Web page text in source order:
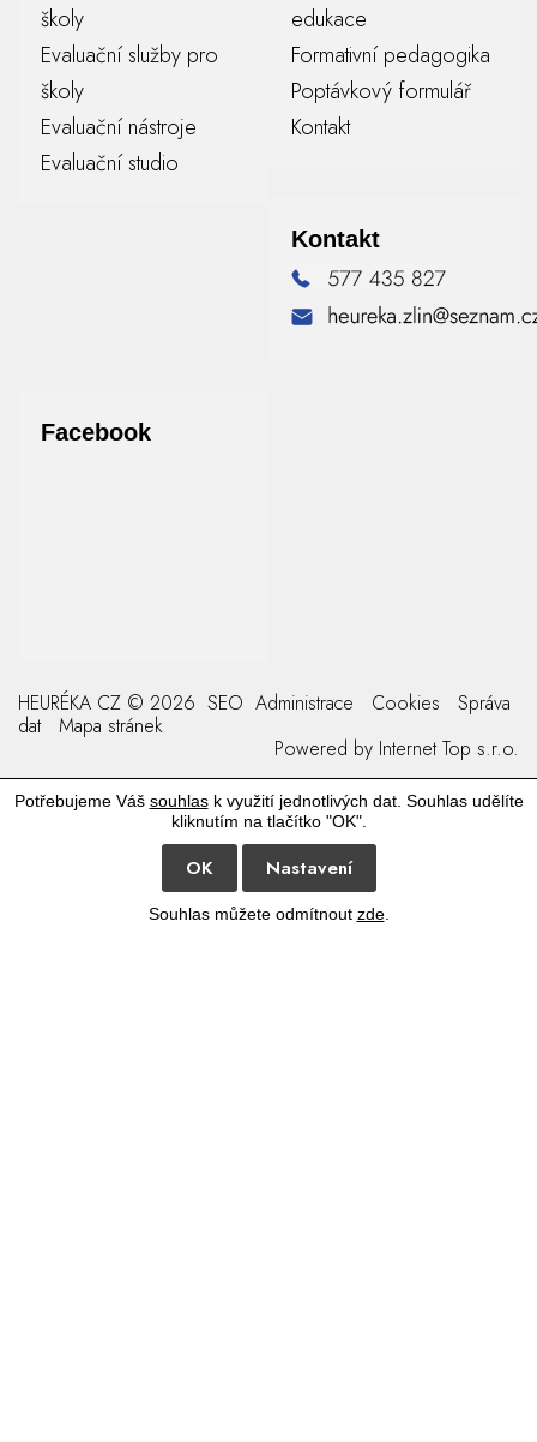
školy
Evaluační služby pro
školy
Evaluační nástroje
Evaluační studio
edukace
Formativní pedagogika
Poptávkový formulář
Kontakt
Kontakt
Facebook
HEURÉKA CZ © 2026 SEO Administrace Cookies
Správa
dat
Mapa stránek
Powered by Internet Top s.r.o.
Potřebujeme Váš souhlask využití jednotlivých dat. Souhlas udělíte
kliknutím na tlačítko "OK".
OK Nastavení
Souhlas můžete odmítnout zde.